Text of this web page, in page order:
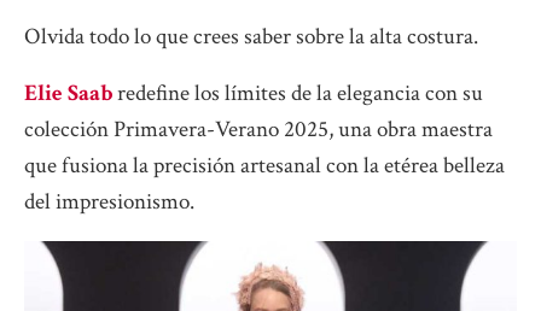
Olvida todo lo que crees saber sobre la alta costura.
Elie Saabredefine los límites de la elegancia con su
colección Primavera-Verano 2025, una obra maestra
que fusiona la precisión artesanal con la etérea belleza
del impresionismo.